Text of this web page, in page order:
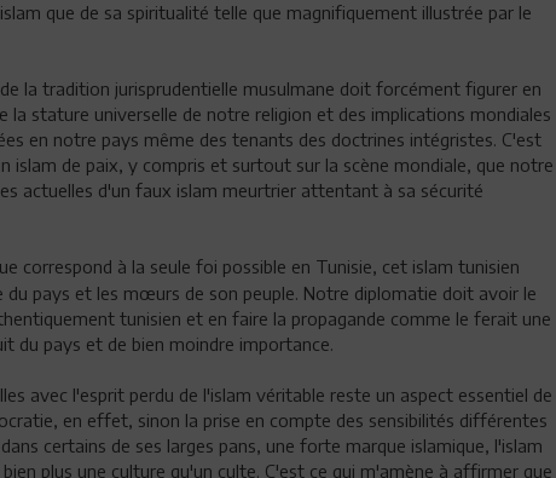
que de sa spiritualité telle que magnifiquement illustrée par le
la tradition jurisprudentielle musulmane doit forcément figurer en
stature universelle de notre religion et des implications mondiales
en notre pays même des tenants des doctrines intégristes. C'est
islam de paix, y compris et surtout sur la scène mondiale, que notre
actuelles d'un faux islam meurtrier attentant à sa sécurité
correspond à la seule foi possible en Tunisie, cet islam tunisien
pays et les mœurs de son peuple. Notre diplomatie doit avoir le
tunisien et en faire la propagande comme le ferait une
du pays et de bien moindre importance.
avec l'esprit perdu de l'islam véritable reste un aspect essentiel de
en effet, sinon la prise en compte des sensibilités différentes
certains de ses larges pans, une forte marque islamique, l'islam
plus une culture qu'un culte. C'est ce qui m'amène à affirmer que